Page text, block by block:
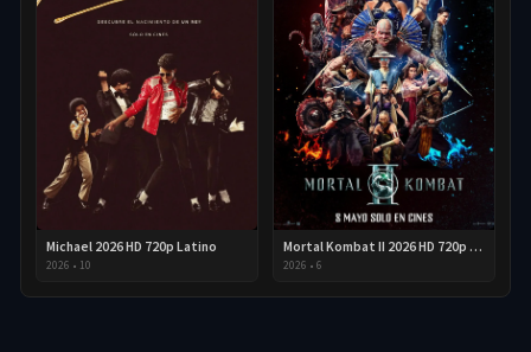
Michael 2026 HD 720p Latino
2026 • 10
Mortal Kombat II 2026 HD 720p Latino
2026 • 6